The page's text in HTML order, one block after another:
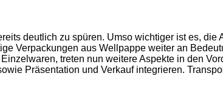
deutlich zu spüren. Umso wichtiger ist es, die
Verpackungen aus Wellpappe weiter an
treten nun weitere Aspekte in den
Präsentation und Verkauf integrieren.